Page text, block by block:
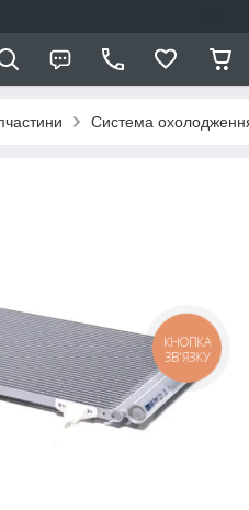
Система
КНОПКА
ЗВ'ЯЗКУ